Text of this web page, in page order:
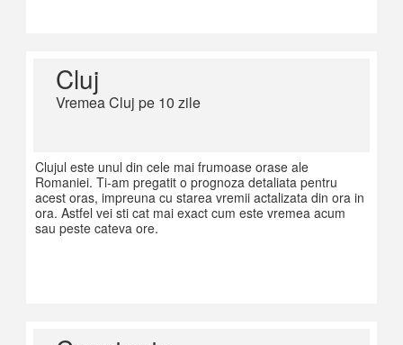
Cluj
Vremea Cluj pe 10 zile
Clujul este unul din cele mai frumoase orase ale
Romaniei. Ti-am pregatit o prognoza detaliata pentru
acest oras, impreuna cu starea vremii actalizata din ora in
ora. Astfel vei sti cat mai exact cum este vremea acum
sau peste cateva ore.